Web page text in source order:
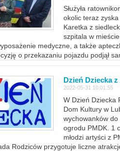
Służyła
okolic teraz
Karetka z
szpitala w
medyczne, a także
o przekazaniu pojazdu podjął
Dzień Dziecka
2022-05-31 10:01:55
W Dzień Dziecka
Dom Kultury w
wychowanków
ogrodu PMDK. 1
młodzi artyści z
Rodziców przygotuje liczne